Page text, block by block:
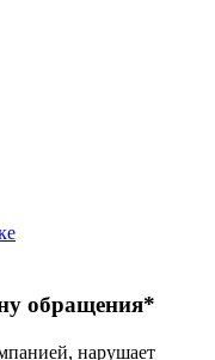
обращения*
нарушает